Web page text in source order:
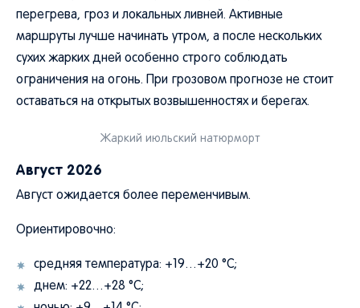
перегрева, гроз и локальных ливней. Активные
маршруты лучше начинать утром, а после нескольких
сухих жарких дней особенно строго соблюдать
ограничения на огонь. При грозовом прогнозе не стоит
оставаться на открытых возвышенностях и берегах.
Жаркий июльский натюрморт
Август 2026
Август ожидается более переменчивым.
Ориентировочно:
средняя температура: +19…+20 °C;
днем: +22…+28 °C;